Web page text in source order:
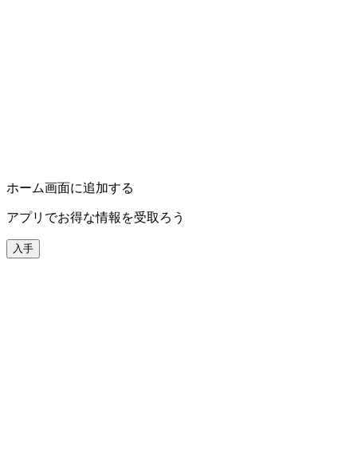
ホーム画面に追加する
アプリでお得な情報を受取ろう
入手